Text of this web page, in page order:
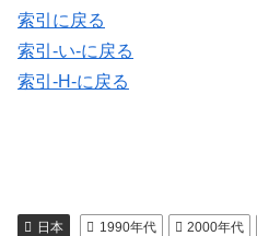
索引に戻る
索引-い-に戻る
索引-H-に戻る
日本 1990年代 2000年代